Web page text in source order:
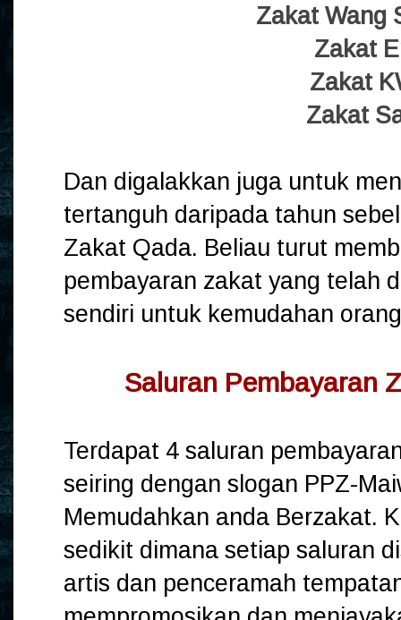
Zakat Wang
Zakat
Zakat
Zakat
Dan digalakkan juga untuk
tertanguh daripada tahun
Zakat Qada. Beliau turut
pembayaran zakat yang telah
sendiri untuk kemudahan
Saluran Pembayaran
Terdapat 4 saluran
seiring dengan slogan PPZ-
Memudahkan anda Berzakat.
sedikit dimana setiap saluran
artis dan penceramah